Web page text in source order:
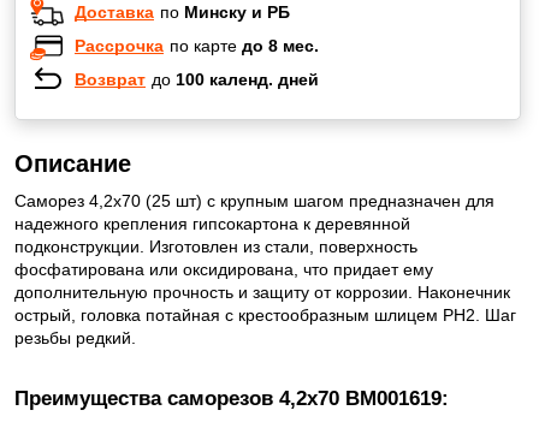
Доставка по Минску и РБ
Рассрочка по карте до 8 мес.
Возврат до 100 календ. дней
Описание
Саморез 4,2х70 (25 шт) с крупным шагом предназначен для
надежного крепления гипсокартона к деревянной
подконструкции. Изготовлен из стали, поверхность
фосфатирована или оксидирована, что придает ему
дополнительную прочность и защиту от коррозии. Наконечник
острый, головка потайная с крестообразным шлицем РН2. Шаг
резьбы редкий.
Преимущества саморезов 4,2х70 BM001619: